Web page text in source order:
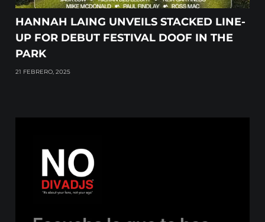
HANNAH LAING UNVEILS STACKED LINE-
UP FOR DEBUT FESTIVAL DOOF IN THE
PARK
21 FEBRERO, 2025